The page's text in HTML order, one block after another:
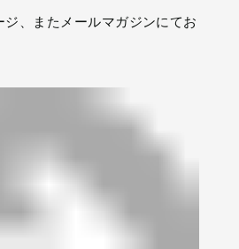
、またメールマガジンにてお